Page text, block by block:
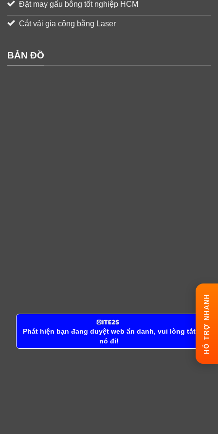
HỖ TRỢ NHANH
Đặt may gấu bông tốt nghiệp HCM
Cắt vải gia công bằng Laser
BẢN ĐỒ